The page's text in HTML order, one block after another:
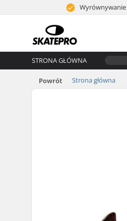
Wyrównywanie
STRONA GŁÓWNA
Powrót Strona główna